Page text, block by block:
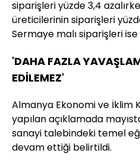
siparişleri yüzde 3,4
üreticilerinin siparişleri
Sermaye malı siparişleri
'DAHA FAZLA
EDİLEMEZ'
Almanya Ekonomi ve İklim
yapılan açıklamada
sanayi talebindeki temel
devam ettiği belirtildi.